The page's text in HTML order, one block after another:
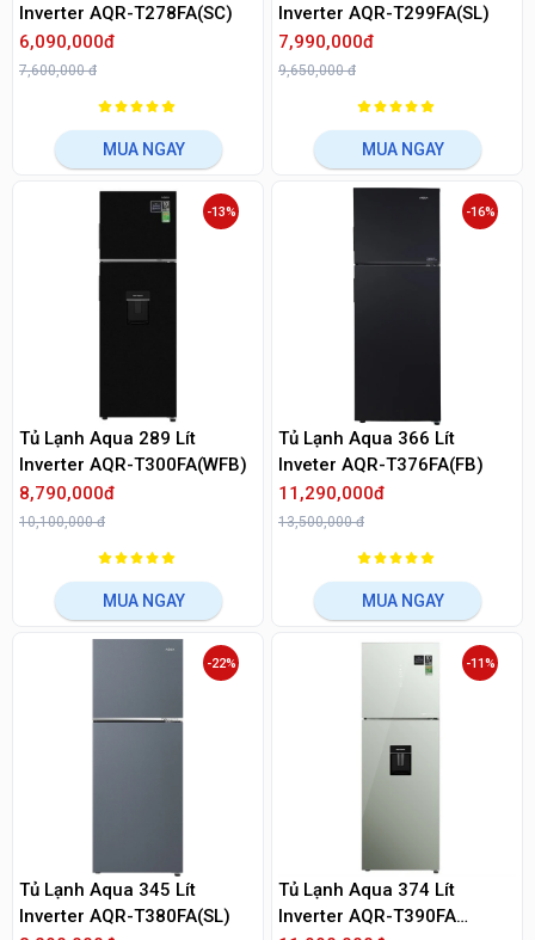
Inverter AQR-T278FA(SC)
6,090,000đ
7,600,000 đ
MUA NGAY
Inverter AQR-T299FA(SL)
7,990,000đ
9,650,000 đ
MUA NGAY
Tủ Lạnh Aqua 289 Lít
Inverter AQR-T300FA(WFB)
8,790,000đ
10,100,000 đ
-13%
MUA NGAY
Tủ Lạnh Aqua 366 Lít
Inveter AQR-T376FA(FB)
11,290,000đ
13,500,000 đ
-16%
MUA NGAY
Tủ Lạnh Aqua 345 Lít
Inverter AQR-T380FA(SL)
-22%
Tủ Lạnh Aqua 374 Lít
Inverter AQR-T390FA
-11%